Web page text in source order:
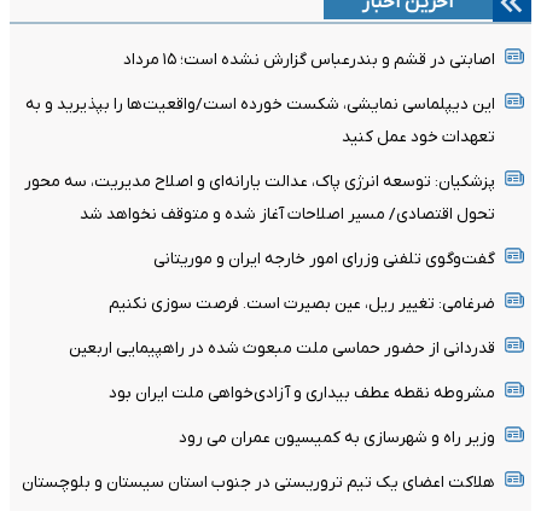
اصابتی در قشم و بندرعباس گزارش نشده است؛ ۱۵ مرداد
این دیپلماسی نمایشی، شکست خورده است/واقعیت‌ها را بپذیرید و به
تعهدات خود عمل کنید
پزشکیان: توسعه انرژی پاک، عدالت یارانه‌ای و اصلاح مدیریت، سه محور
تحول اقتصادی/ مسیر اصلاحات آغاز شده و متوقف نخواهد شد
گفت‌وگوی تلفنی وزرای امور خارجه ایران و موریتانی
ضرغامی: تغییر ریل، عین بصیرت است. فرصت سوزی نکنیم
قدردانی از حضور حماسی ملت مبعوث شده در راهپیمایی اربعین
مشروطه نقطه عطف بیداری و آزادی‌خواهی ملت ایران بود
وزیر راه و شهرسازی به کمیسیون عمران می رود
هلاکت اعضای یک تیم تروریستی در جنوب استان سیستان و بلوچستان